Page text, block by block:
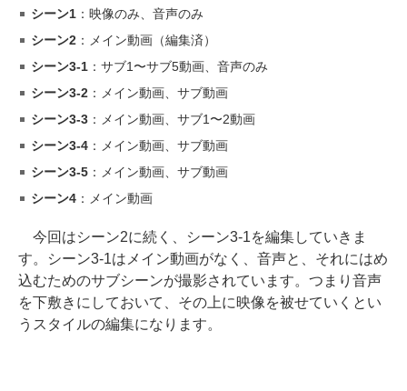
シーン1：映像のみ、音声のみ
シーン2：メイン動画（編集済）
シーン3-1：サブ1〜サブ5動画、音声のみ
シーン3-2：メイン動画、サブ動画
シーン3-3：メイン動画、サブ1〜2動画
シーン3-4：メイン動画、サブ動画
シーン3-5：メイン動画、サブ動画
シーン4：メイン動画
今回はシーン2に続く、シーン3-1を編集していきま
す。シーン3-1はメイン動画がなく、音声と、それにはめ
込むためのサブシーンが撮影されています。つまり音声
を下敷きにしておいて、その上に映像を被せていくとい
うスタイルの編集になります。